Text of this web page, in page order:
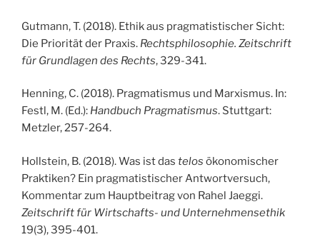
Gutmann, T. (2018). Ethik aus pragmatistischer Sicht:
Die Priorität der Praxis. Rechtsphilosophie. Zeitschrift
für Grundlagen des Rechts, 329-341.
Henning, C. (2018). Pragmatismus und Marxismus. In:
Festl, M. (Ed.): Handbuch Pragmatismus. Stuttgart:
Metzler, 257-264.
Hollstein, B. (2018). Was ist das telos ökonomischer
Praktiken? Ein pragmatistischer Antwortversuch,
Kommentar zum Hauptbeitrag von Rahel Jaeggi.
Zeitschrift für Wirtschafts- und Unternehmensethik
19(3), 395-401.